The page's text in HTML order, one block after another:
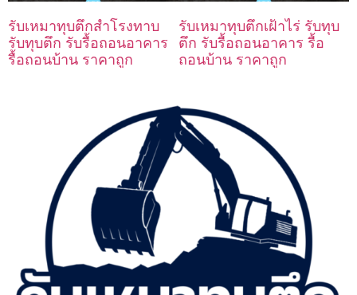
รับเหมาทุบตึกสำโรงทาบ
รับทุบตึก รับรื้อถอนอาคาร
รื้อถอนบ้าน ราคาถูก
รับเหมาทุบตึกเฝ้าไร่ รับทุบ
ตึก รับรื้อถอนอาคาร รื้อ
ถอนบ้าน ราคาถูก